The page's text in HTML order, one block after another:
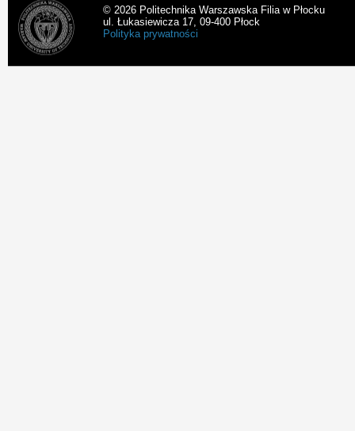
© 2026 Politechnika Warszawska Filia w Płocku
ul. Łukasiewicza 17, 09-400 Płock
Polityka prywatności